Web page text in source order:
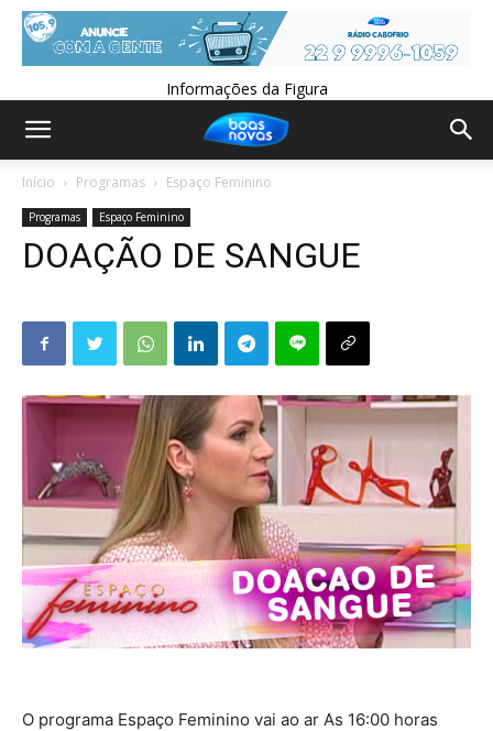
Informações da Figura
Início Programas Espaço Feminino
Programas Espaço Feminino
DOAÇÃO DE SANGUE
O programa Espaço Feminino vai ao ar As 16:00 horas